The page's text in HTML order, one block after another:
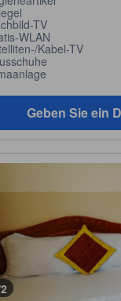
TV
WLAN
Kabel-TV
Geben Sie ein